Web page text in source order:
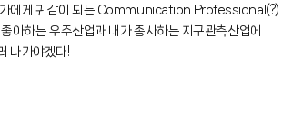
가에게 귀감이 되는 Communication Professional(?)
아하는 우주산업과 내가 종사하는 지구관측산업에
나가야겠다!